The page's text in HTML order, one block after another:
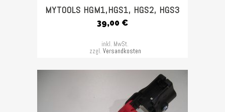
MYTOOLS HGM1,HGS1, HGS2, HGS3
39,00 €
inkl. MwSt.
zzgl. Versandkosten